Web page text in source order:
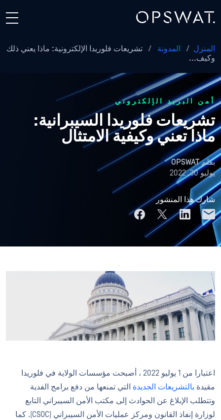
المنزل / المدونة /
تشريعات فلوريدا الإلكترونية: ماذا يعني ذلك
وكيف...
أمن البريد الإلكتروني
تشريعات فلوريدا السيبرانية:
ماذا تعني وكيفية الامتثال
بقلمOPSWAT
يوليو 30, 2022
شارك هذا المنشور
اعتبارا من 1 يوليو 2022 ، أصبحت مؤسسات الولاية في فلوريدا
مقيدة بالتشريعات الجديدة التي تمنعها من دفع برامج الفدية
وتتطلب الإبلاغ عن الحوادث إلى مكتب الأمن السيبراني التابع
لوزارة إنفاذ القانون ومركز عمليات الأمن السيبراني (CSOC). كما